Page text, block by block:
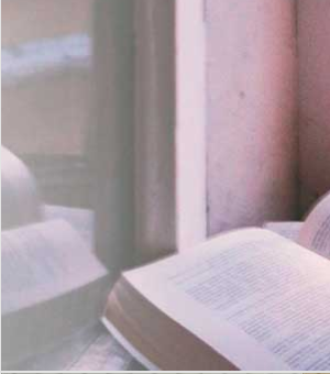
Com imersão
Finais
6º AO 9º ANO
Inglês: Turmas
(Proficiência)